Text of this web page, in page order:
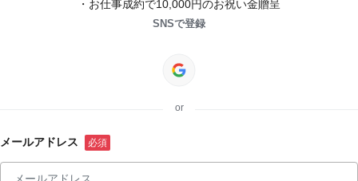
・お仕事成約で10,000円のお祝い金贈呈
SNSで登録
or
メールアドレス